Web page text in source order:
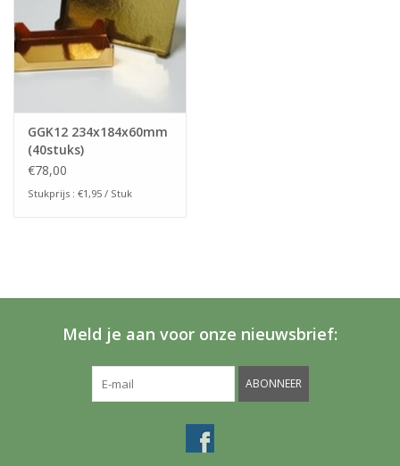
GGK12 234x184x60mm
(40stuks)
€78,00
Stukprijs : €1,95 / Stuk
Meld je aan voor onze nieuwsbrief:
ABONNEER